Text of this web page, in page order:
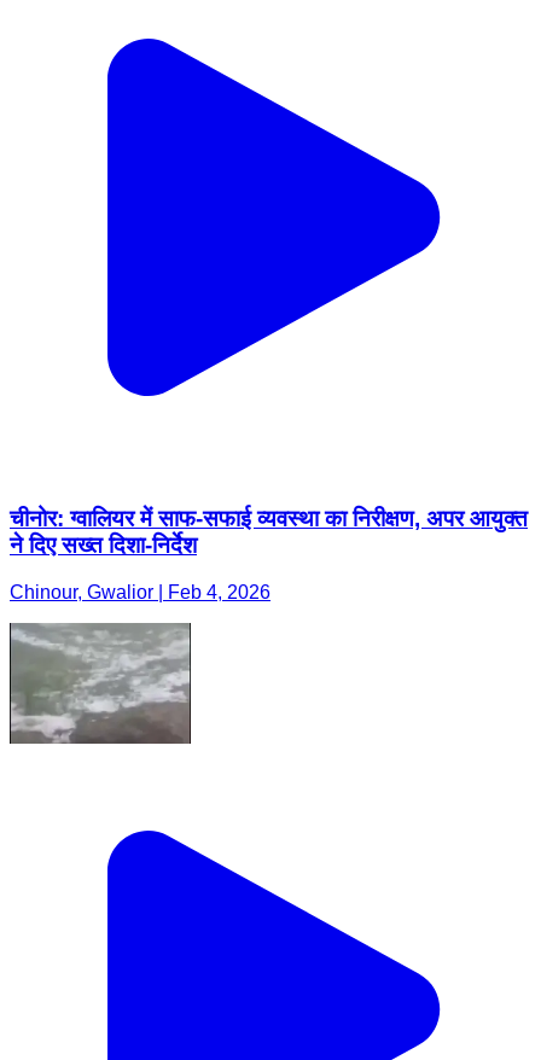
चीनोर: ग्वालियर में साफ-सफाई व्यवस्था का निरीक्षण, अपर आयुक्त
ने दिए सख्त दिशा-निर्देश
Chinour, Gwalior | Feb 4, 2026